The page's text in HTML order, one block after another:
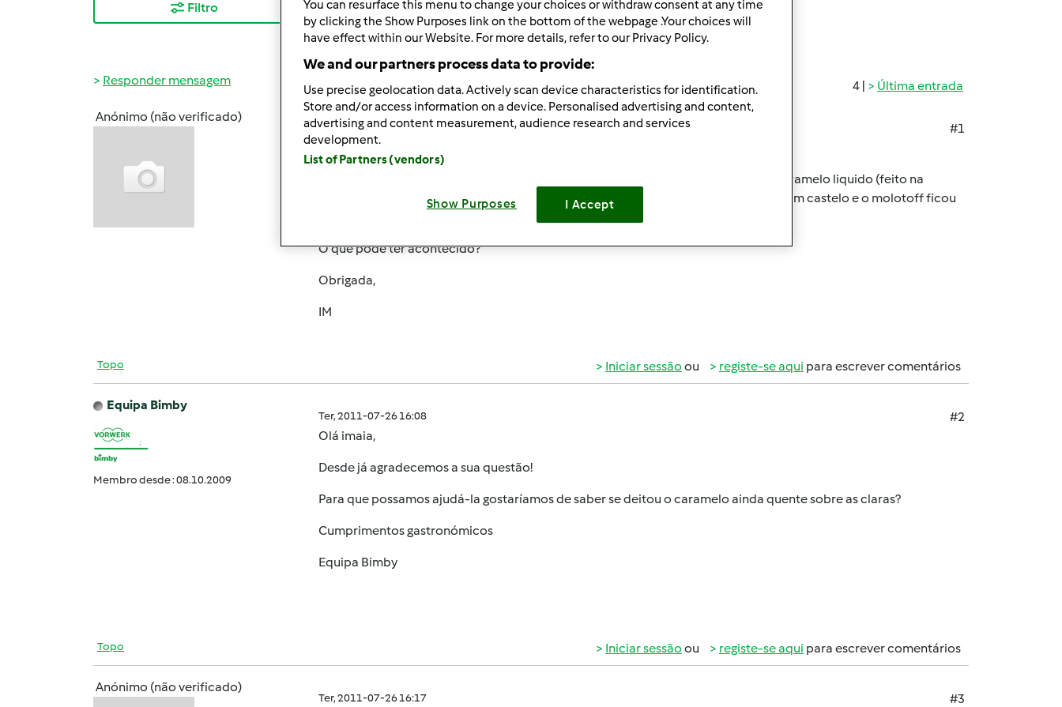
Filtro
Mais Recentes
10
4 | Última entrada
Responder mensagem
Anónimo (não verificado)
Seg, 2011-07-25 11:15
#1
Bom Dia,
Mais uma das minhas desgraças com a bimby...fiz um molotoff e quando juntei o caramelo liquido (feito na
frigideira - tal como indicado na receita do livro base) as claras deixaram de estar em castelo e o molotoff ficou
O que pode ter acontecido?
Obrigada,
IM
Topo Iniciar sessão ou registe-se aqui para escrever comentários
Equipa Bimby
Membro desde : 08.10.2009
Ter, 2011-07-26 16:08
#2
Olá imaia,
Desde já agradecemos a sua questão!
Para que possamos ajudá-la gostaríamos de saber se deitou o caramelo ainda quente sobre as claras?
Cumprimentos gastronómicos
Equipa Bimby
Topo Iniciar sessão ou registe-se aqui para escrever comentários
Anónimo (não verificado)
Ter, 2011-07-26 16:17
#3
You can resurface this menu to change your choices or withdraw consent at any time
by clicking the Show Purposes link on the bottom of the webpage .Your choices will
have effect within our Website. For more details, refer to our Privacy Policy.
We and our partners process data to provide:
Use precise geolocation data. Actively scan device characteristics for identification.
Store and/or access information on a device. Personalised advertising and content,
advertising and content measurement, audience research and services
development.
List of Partners (vendors)
Show Purposes I Accept